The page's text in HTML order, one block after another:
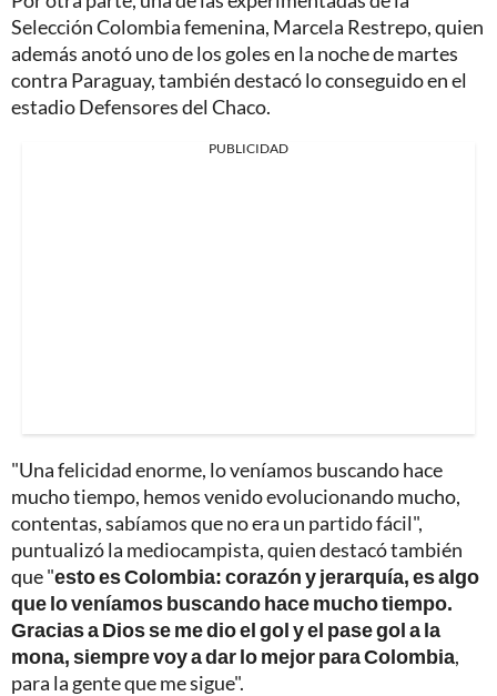
Selección Colombia femenina, Marcela Restrepo, quien
además anotó uno de los goles en la noche de martes
contra Paraguay, también destacó lo conseguido en el
estadio Defensores del Chaco.
PUBLICIDAD
"Una felicidad enorme, lo veníamos buscando hace
mucho tiempo, hemos venido evolucionando mucho,
contentas, sabíamos que no era un partido fácil",
puntualizó la mediocampista, quien destacó también
que "esto es Colombia: corazón y jerarquía, es algo
que lo veníamos buscando hace mucho tiempo.
Gracias a Dios se me dio el gol y el pase gol a la
mona, siempre voy a dar lo mejor para Colombia,
para la gente que me sigue".